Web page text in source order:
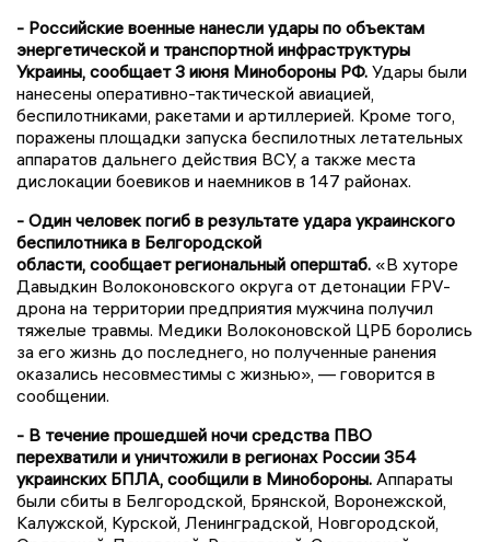
- Российские военные нанесли удары по объектам
энергетической и транспортной инфраструктуры
Украины, сообщает 3 июня Минобороны РФ. Удары были
нанесены оперативно-тактической авиацией,
беспилотниками, ракетами и артиллерией. Кроме того,
поражены площадки запуска беспилотных летательных
аппаратов дальнего действия ВСУ, а также места
дислокации боевиков и наемников в 147 районах.
- Один человек погиб в результате удара украинского
беспилотника в Белгородской
области, сообщает региональный оперштаб. «В хуторе
Давыдкин Волоконовского округа от детонации FPV-
дрона на территории предприятия мужчина получил
тяжелые травмы. Медики Волоконовской ЦРБ боролись
за его жизнь до последнего, но полученные ранения
оказались несовместимы с жизнью», — говорится в
сообщении.
- В течение прошедшей ночи средства ПВО
перехватили и уничтожили в регионах России 354
украинских БПЛА, сообщили в Минобороны. Аппараты
были сбиты в Белгородской, Брянской, Воронежской,
Калужской, Курской, Ленинградской, Новгородской,